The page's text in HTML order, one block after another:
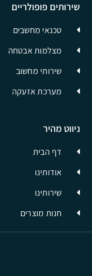
ניווט מהיר
דף הבית
אודותינו
שירותינו
חנות מוצרים
שירותים פופולריים
טכנאי מחשבים
מצלמות אבטחה
שירותי מחשוב
מערכת אזעקה